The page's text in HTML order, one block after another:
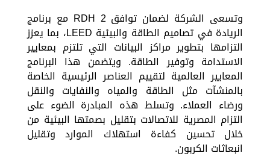
وتسعى الشركة لضمان توافق RDH 2 مع برنامج
الريادة في تصاميم الطاقة والبيئية LEED، بما يعزز
التزامها بتطوير مراكز البيانات التي تلتزم بمعايير
الاستدامة وتوفير الطاقة. ويتضمن هذا البرنامج
المعايير العالمية لتقييم العناصر الرئيسية الخاصة
بالمنشآت مثل الطاقة والمياه والنفايات والنقل
ورضاء العملاء. وتسلط هذه المبادرة الضوء على
التزام المصرية للاتصالات بتقليل بصمتها البيئية من
خلال تحسين كفاءة استهلاك الموارد وتقليل
انبعاثات الكربون.